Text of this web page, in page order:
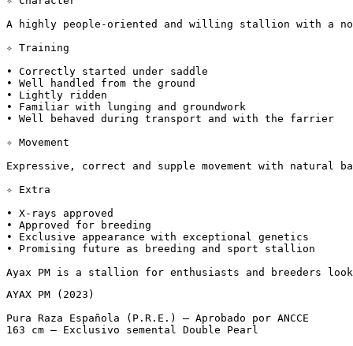
A highly people-oriented and willing stallion with a
✧ Training
• Correctly started under saddle
• Well handled from the ground
• Lightly ridden
• Familiar with lunging and groundwork
• Well behaved during transport and with the farrier
✧ Movement
Expressive, correct and supple movement with natural
✧ Extra
• X-rays approved
• Approved for breeding
• Exclusive appearance with exceptional genetics
• Promising future as breeding and sport stallion
Ayax PM is a stallion for enthusiasts and breeders
AYAX PM (2023)
Pura Raza Española (P.R.E.) – Aprobado por ANCCE
163 cm – Exclusivo semental Double Pearl